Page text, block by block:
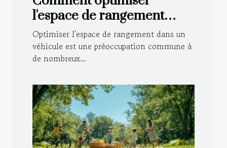
l'espace de rangement
dans votre véhicule ?
Optimiser l'espace de rangement dans un
véhicule est une préoccupation commune à
de nombreux...